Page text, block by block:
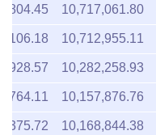
10,717,061.80
10,712,955.11
10,282,258.93
10,157,876.76
10,168,844.38